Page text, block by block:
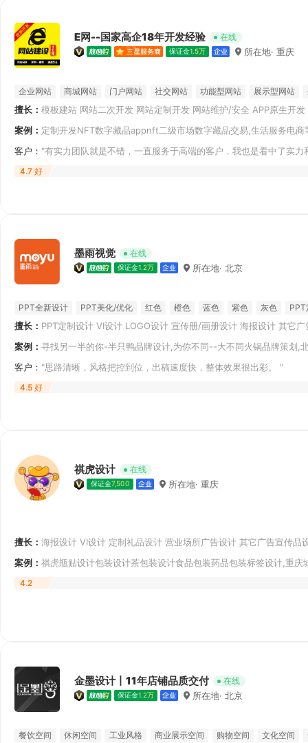
E网--国家高企18年开发经验 在线
保证金1.5万 所在地· 重庆
企业网站 商城网站 门户网站 社交网站 功能型网站 展示型网站
MySQL
Visual Basic .NE
擅长： 模板建站 网站二次开发 网站定制开发 网站维护/安全 APP原生开
案例： 定制开发NFT数字藏品appnft二级市场数字藏品交易,生活服务电
客户： "有实力团队就是不错，一直服务于高端的客户，我也是看中了实
真心专业和顺
4.7 好
墨雨视觉 在线
保证金1.2万 所在地· 北京
PPT全新设计 PPT美化/优化 红色 橙色 蓝色 紫色 灰色 PPT
擅长： PPT定制设计 VI设计 LOGO设计 宣传册/画册设计 海报设计 其它
案例： 寻找另一半的你-半只鸭品牌设计,为你不同--大不同火锅品牌策划,
客户： "思路清晰，风格把控到位，出稿速度快，整体效果很出彩。
4.5 好
祺虎设计 在线
保证金7,500 所在地· 重庆
擅长： 海报设计 VI设计 定制礼品设计 营业场所广告设计 其它广告宣传品
案例： 祺虎瓶贴设计包装设计茶包装设计食品包装药品包装标签设计,重
4.2
金墨设计丨11年店铺品质交付 在线
保证金1.2万 所在地· 北京
餐饮空间 休闲空间 工业风格 商业展示空间 购物空间 文化空间